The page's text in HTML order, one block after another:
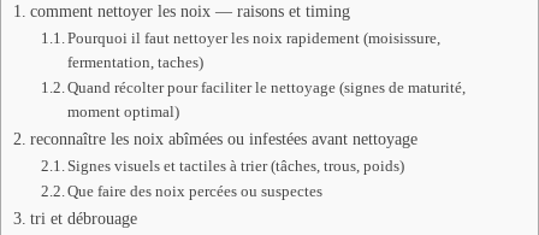
comment nettoyer les noix — raisons et timing
Pourquoi il faut nettoyer les noix rapidement (moisissure,
fermentation, taches)
Quand récolter pour faciliter le nettoyage (signes de maturité,
moment optimal)
reconnaître les noix abîmées ou infestées avant nettoyage
Signes visuels et tactiles à trier (tâches, trous, poids)
Que faire des noix percées ou suspectes
tri et débrouage